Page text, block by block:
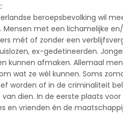
beroepsbevolking wil
Mensen met een lichamelijke
mét of zonder een
ex-gedetineerden.
kunnen afmaken. Allemaal
wat ze wél kunnen. Soms
worden of in de criminaliteit
dien. In de eerste plaats
en vrienden én de